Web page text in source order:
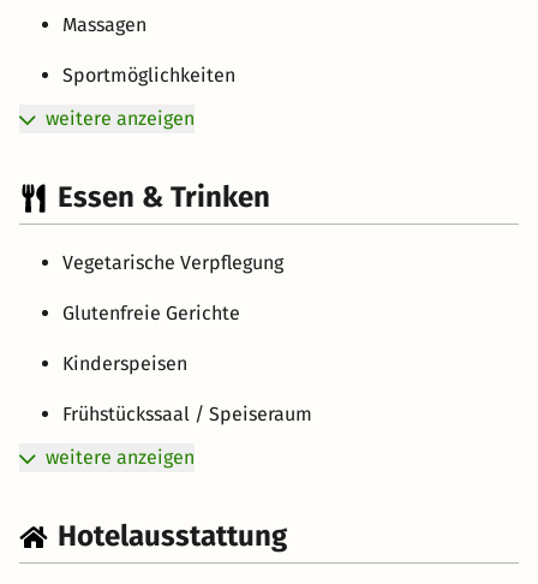
Massagen
Sportmöglichkeiten
weitere anzeigen
Essen & Trinken
Vegetarische Verpflegung
Glutenfreie Gerichte
Kinderspeisen
Frühstückssaal / Speiseraum
weitere anzeigen
Hotelausstattung